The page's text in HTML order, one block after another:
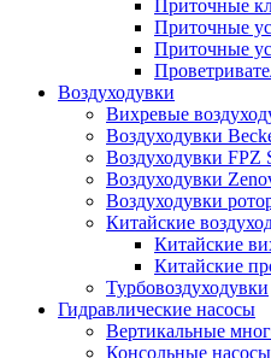
Приточные
Приточные
Приточные
Воздуходувки
Вихревые
Воздуходувки
Воздуходувки FPZ
Воздуходувки
Воздуходувки
Китайские
Китайские
Китайские
Турбовоздуходувки
Гидравлические насосы
Вертикальные
Консольные насосы